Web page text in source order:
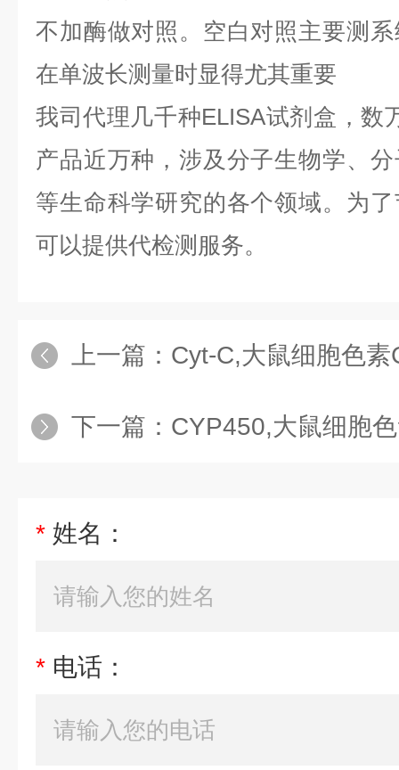
不加酶做对照。空白对照主要测
在单波长测量时显得尤其重要
我司代理几千种ELISA试剂盒，数
产品近万种，涉及分子生物学、
等生命科学研究的各个领域。为
可以提供代检测服务。
上一篇： Cyt-C,大鼠细胞色
下一篇： CYP450,大鼠细胞
* 姓名：
* 电话：